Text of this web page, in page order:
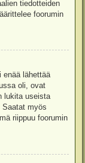
tiedotteiden
foorumin
enää lähettää
oli, ovat
lukita useista
myös
riippuu foorumin